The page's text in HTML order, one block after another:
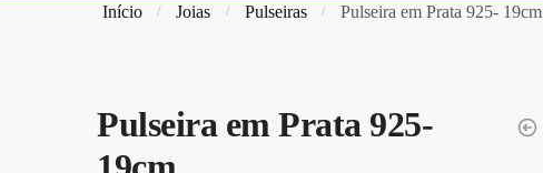
Início / Joias / Pulseiras / Pulseira em Prata 925- 19cm
Pulseira em Prata 925-